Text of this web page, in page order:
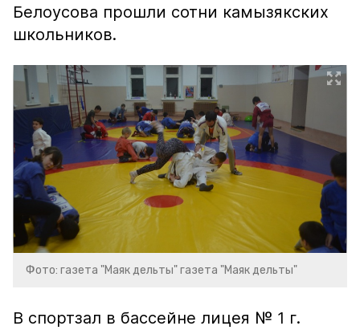
Белоусова прошли сотни камызякских
школьников.
Фото: газета "Маяк дельты" газета "Маяк дельты"
В спортзал в бассейне лицея № 1 г.